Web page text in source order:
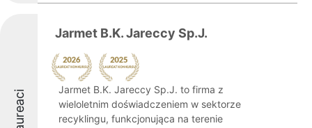
Laureaci
Jarmet B.K. Jareccy Sp.J.
Jarmet B.K. Jareccy Sp.J. to firma z
wieloletnim doświadczeniem w sektorze
recyklingu, funkcjonująca na terenie